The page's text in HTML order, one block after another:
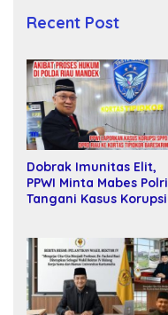
Recent Post
Dobrak Imunitas Elit,
PPWI Minta Mabes Polri
Tangani Kasus Korupsi